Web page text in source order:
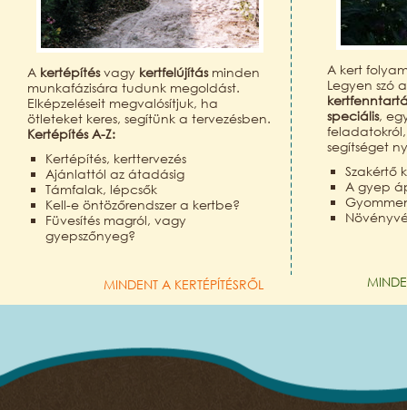
A kertépítésvagy kertfelújításminden
munkafázisára tudunk megoldást.
Elképzeléseit megvalósítjuk, ha
ötleteket keres, segítünk a tervezésben.
Kertépítés A-Z:
Kertépítés, kerttervezés
Ajánlattól az átadásig
Támfalak, lépcsők
Kell-e öntözőrendszer a kertbe?
Füvesítés magról, vagy
gyepszőnyeg?
MINDENT A KERTÉPÍTÉSRŐL
A kert
Legyen szó
speciális,
segítséget
Szakértő
A gyep